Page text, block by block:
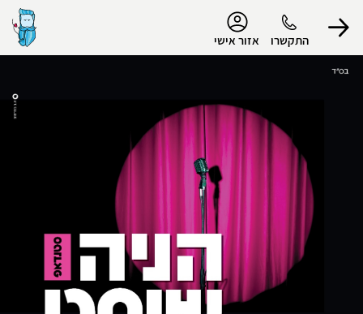
התקשרו אזור אישי
הפרופיל שלי
התנתק